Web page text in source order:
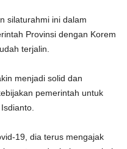
silaturahmi ini dalam
Provinsi dengan Korem
terjalin.
menjadi solid dan
pemerintah untuk
19, dia terus mengajak